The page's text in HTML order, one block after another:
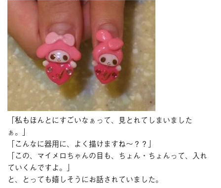
「私もほんとにすごいなぁって、見とれてしまいました
ぁ。」
「こんなに器用に、よく描けますね～？？」
「この、マイメロちゃんの目も、ちょん・ちょんって、入れ
ていくんですよ。」
と、とっても嬉しそうにお話されていました。